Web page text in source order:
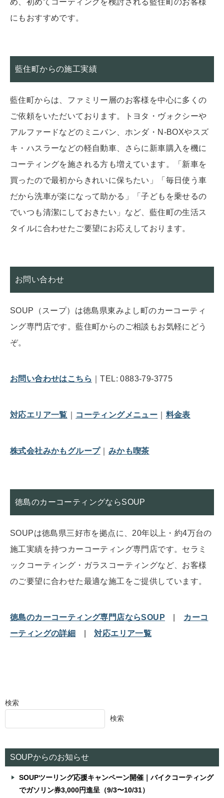
め、初めてコーティングを検討される藍住町のお客様
にもおすすめです。
藍住町からの施工実績
藍住町からは、ファミリー層のお客様を中心に多くの
ご依頼をいただいております。トヨタ・ヴォクシーや
アルファードなどのミニバン、ホンダ・N-BOXやスズ
キ・ハスラーなどの軽自動車、さらに新車購入を機に
コーティングを施される方も増えています。「新車を
買ったので最初からきれいに保ちたい」「毎日使う車
だから洗車が楽になって助かる」「子どもを乗せるの
でいつも清潔にしておきたい」など、藍住町の生活ス
タイルに合わせたご要望にお応えしております。
お問い合わせ
SOUP（スープ）は徳島県東みよし町のカーコーティ
ング専門店です。藍住町からのご相談もお気軽にどう
ぞ。
お問い合わせはこちら ｜TEL: 0883-79-3775
対応エリア一覧 コーティングメニュー 料金表
株式会社みかもグループ｜ みかも喫茶
徳島のカーコーティングならSOUP
SOUPは徳島県三好市を拠点に、20年以上・約4万台の
施工実績を持つカーコーティング専門店です。セラミ
ックコーティング・ガラスコーティングなど、お客様
のご要望に合わせた最適な施工をご提供しています。
徳島のカーコーティング専門店ならSOUP
カーコ
ーティングの詳細
|対応エリア一覧
検索
検索
SOUPからのお知らせ
SOUPツーリング応援キャンペーン開催｜バイクコーティング
でガソリン券3,000円進呈（9/3〜10/31）